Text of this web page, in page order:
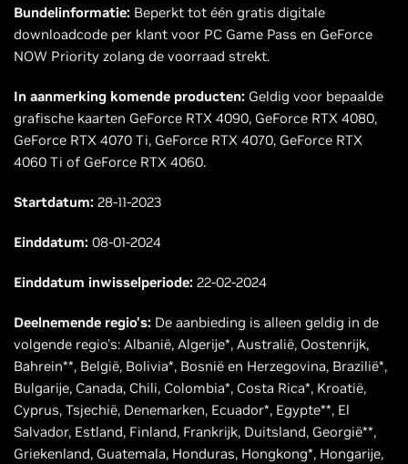
Bundelinformatie: Beperkt tot één gratis digitale
downloadcode per klant voor PC Game Pass en GeForce
NOW Priority zolang de voorraad strekt.
In aanmerking komende producten: Geldig voor bepaalde
grafische kaarten GeForce RTX 4090, GeForce RTX 4080,
GeForce RTX 4070 Ti, GeForce RTX 4070, GeForce RTX
4060 Ti of GeForce RTX 4060.
Startdatum: 28-11-2023
Einddatum: 08-01-2024
Einddatum inwisselperiode: 22-02-2024
Deelnemende regio's: De aanbieding is alleen geldig in de
volgende regio's: Albanië, Algerije*, Australië, Oostenrijk,
Bahrein**, België, Bolivia*, Bosnië en Herzegovina, Brazilië*,
Bulgarije, Canada, Chili, Colombia*, Costa Rica*, Kroatië,
Cyprus, Tsjechië, Denemarken, Ecuador*, Egypte**, El
Salvador, Estland, Finland, Frankrijk, Duitsland, Georgië**,
Griekenland, Guatemala, Honduras, Hongkong*, Hongarije,